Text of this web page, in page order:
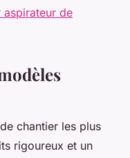
de
chantier les plus
rigoureux et un